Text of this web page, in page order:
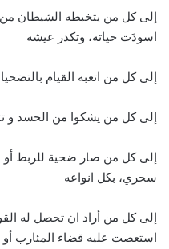
إلى كل من يتخبطه الشيطان
اسودَت حياته، وتكدر عيشه
إلى كل من اتعبه القيام
إلى كل من يشكوا من الحسد و
إلى كل من صار ضحية للربط
سحري، بكل انواعه
إلى كل من أراد ان تحصل له
استعصت عليه قضاء المئارب أو